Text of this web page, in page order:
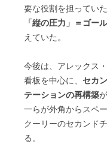
要な役割を担ってい
「縦の圧力」＝ゴー
えていた。
今後は、アレックス
看板を中心に、 セカ
テーションの再構築
一らが外角からスペ
クーリーのセカンド
る。